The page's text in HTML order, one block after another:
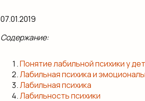
07.01.2019
Содержание:
Понятие лабильной психики у
Лабильная психика и
Лабильная психика
Лабильность психики